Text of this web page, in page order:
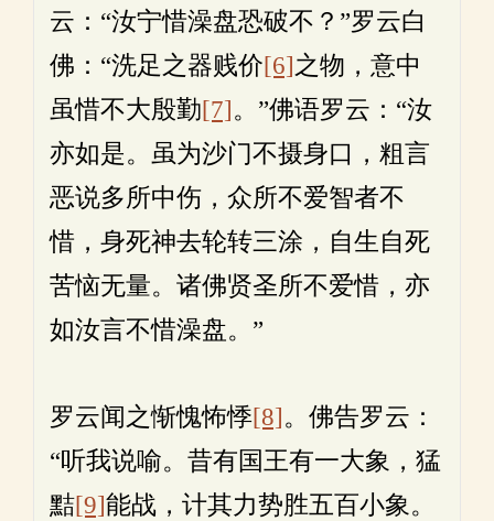
云：“汝宁惜澡盘恐破不？”罗云白
佛：“洗足之器贱价[6]之物，意中
虽惜不大殷勤[7]。”佛语罗云：“汝
亦如是。虽为沙门不摄身口，粗言
恶说多所中伤，众所不爱智者不
惜，身死神去轮转三涂，自生自死
苦恼无量。诸佛贤圣所不爱惜，亦
如汝言不惜澡盘。”
罗云闻之惭愧怖悸[8]。佛告罗云：
“听我说喻。昔有国王有一大象，猛
黠[9]能战，计其力势胜五百小象。